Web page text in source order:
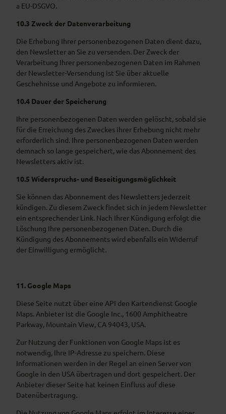
a EU-DSGVO.
10.3 Zweck der Datenverarbeitung
Die Erhebung Ihrer personenbezogenen Daten dient dazu,
den Newsletter an Sie zu versenden. Der Zweck der
Verarbeitung Ihrer personenbezogenen Daten im Rahmen
der Newsletter-Versendung ist Sie über aktuelle
Geschehnisse und Angebote zu informieren.
10.4 Dauer der Speicherung
Ihre personenbezogenen Daten werden gelöscht, sobald sie
für die Erreichung des Zweckes ihrer Erhebung nicht mehr
erforderlich sind. Ihre personenbezogenen Daten werden
demnach so lange gespeichert, wie das Abonnement des
Newsletters aktiv ist.
10.5 Widerspruchs- und Beseitigungsmöglichkeit
Sie können das Abonnement des Newsletters jederzeit
kündigen. Zu diesem Zweck findet sich in jedem Newsletter
ein entsprechender Link. Nach Ihrer Kündigung erfolgt die
Löschung Ihre personenbezogenen Daten. Durch die
Kündigung des Abonnements wird ebenfalls ein Widerruf
der Einwilligung ermöglicht.
11. Google Maps
Diese Seite nutzt über eine API den Kartendienst Google
Maps. Anbieter ist die Google Inc., 1600 Amphitheatre
Parkway, Mountain View, CA 94043, USA.
Zur Nutzung der Funktionen von Google Maps ist es
notwendig, Ihre IP-Adresse zu speichern. Diese
Informationen werden in der Regel an einen Server von
Google in den USA übertragen und dort gespeichert. Der
Anbieter dieser Seite hat keinen Einfluss auf diese
Datenübertragung.